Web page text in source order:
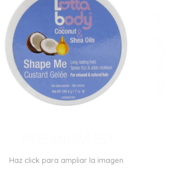
Haz click para ampliar la imagen